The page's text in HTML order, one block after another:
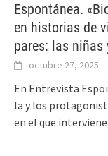
Espontánea.
en historias de
pares: las niñas
octubre 27, 2025
En Entrevista
la y los
en el que